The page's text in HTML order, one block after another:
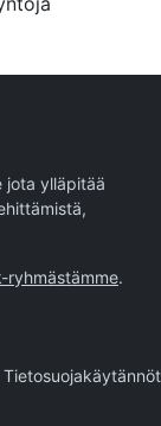
jota ylläpitää
ryhmästämme.
Tietosuojakäytännöt